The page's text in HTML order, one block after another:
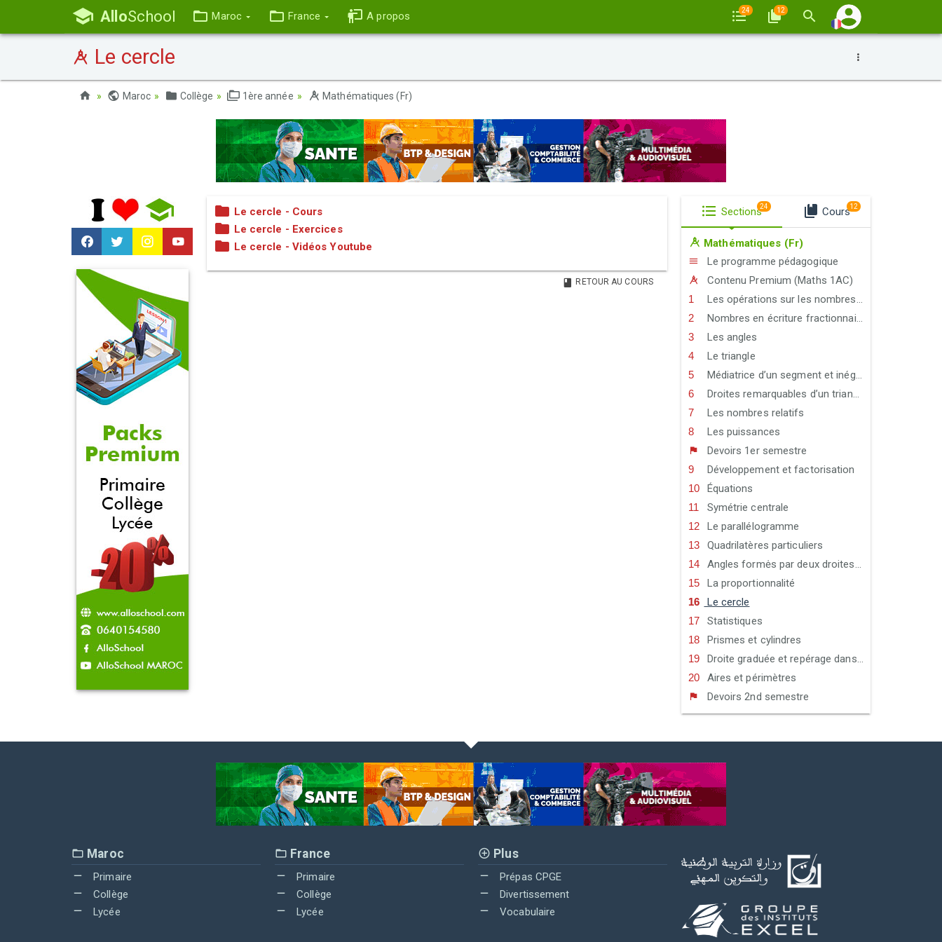
AlloSchool Maroc France A propos 24 12
Le cercle
Maroc Collège 1ère année Mathématiques (Fr)
Le cercle - Cours
Le cercle - Exercices
Le cercle - Vidéos Youtube
RETOUR AU COURS
Sections24 Cours12
Mathématiques (Fr)
Le programme pédagogique
Contenu Premium (Maths 1AC)
Les opérations sur les nombres décimaux
Nombres en écriture fractionnaire
Les angles
Le triangle
Médiatrice d’un segment et inégalité triangulaire
Droites remarquables d’un triangle
Les nombres relatifs
Les puissances
Devoirs 1er semestre
Développement et factorisation
Équations
Symétrie centrale
Le parallélogramme
Quadrilatères particuliers
Angles formės par deux droites parallėles et une sécante
La proportionnalité
Le cercle
Statistiques
Prismes et cylindres
Droite graduée et repérage dans le plan
Aires et périmètres
Devoirs 2nd semestre
Maroc
Primaire
Collège
Lycée
France
Primaire
Collège
Lycée
Plus
Prépas CPGE
Divertissement
Vocabulaire